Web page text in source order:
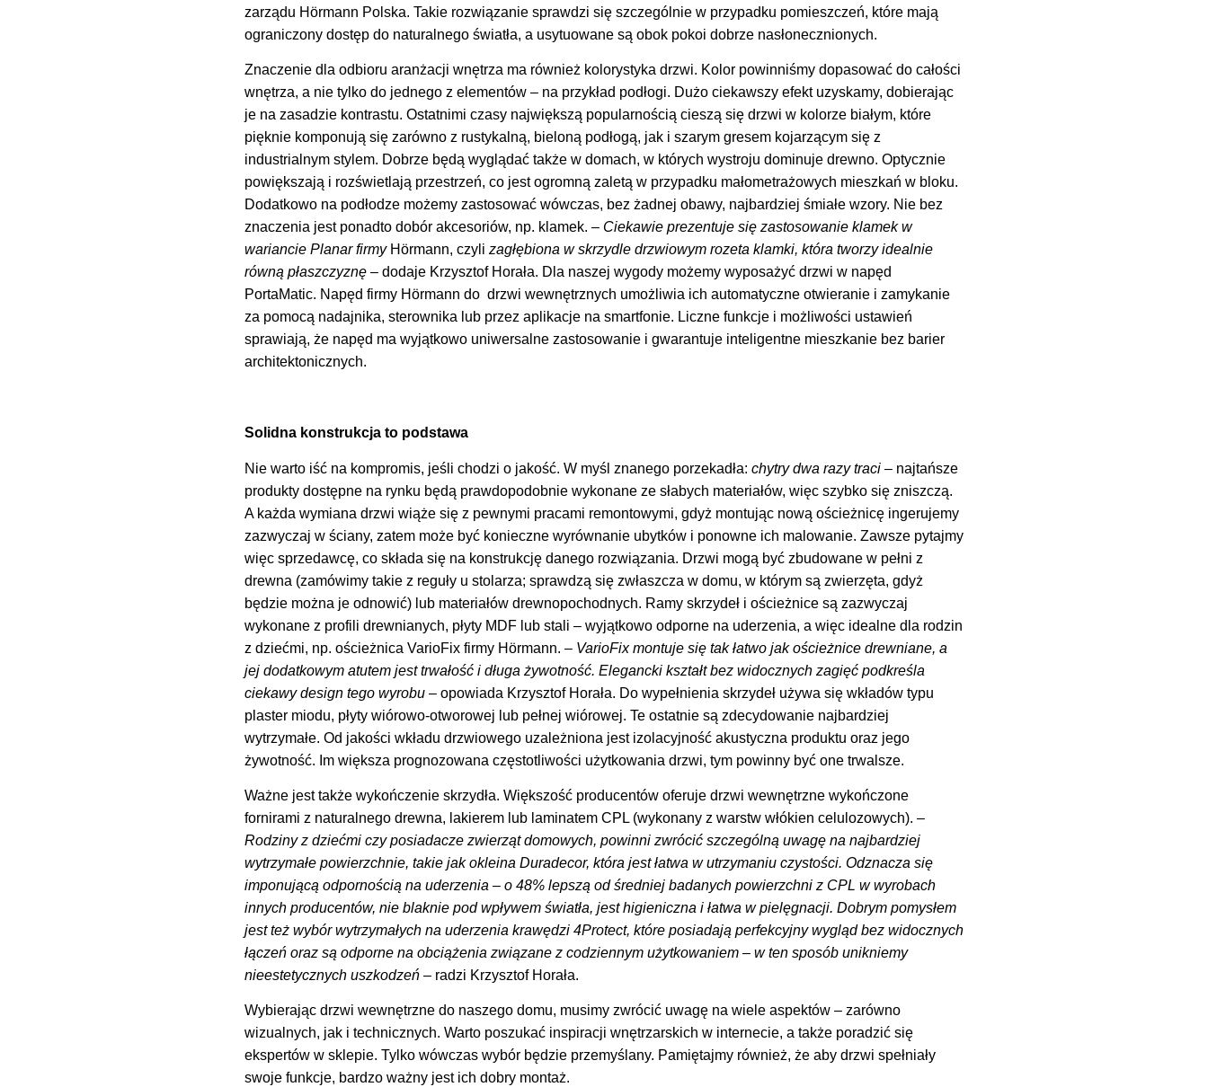
zarządu Hörmann Polska. Takie rozwiązanie sprawdzi się szczególnie w przypadku pomieszczeń, które mają
ograniczony dostęp do naturalnego światła, a usytuowane są obok pokoi dobrze nasłonecznionych.
Znaczenie dla odbioru aranżacji wnętrza ma również kolorystyka drzwi. Kolor powinniśmy dopasować do całości
wnętrza, a nie tylko do jednego z elementów – na przykład podłogi. Dużo ciekawszy efekt uzyskamy, dobierając
je na zasadzie kontrastu. Ostatnimi czasy największą popularnością cieszą się drzwi w kolorze białym, które
pięknie komponują się zarówno z rustykalną, bieloną podłogą, jak i szarym gresem kojarzącym się z
industrialnym stylem. Dobrze będą wyglądać także w domach, w których wystroju dominuje drewno. Optycznie
powiększają i rozświetlają przestrzeń, co jest ogromną zaletą w przypadku małometrażowych mieszkań w bloku.
Dodatkowo na podłodze możemy zastosować wówczas, bez żadnej obawy, najbardziej śmiałe wzory. Nie bez
znaczenia jest ponadto dobór akcesoriów, np. klamek. – Ciekawie prezentuje się zastosowanie klamek w
wariancie Planar firmy Hörmann, czyli zagłębiona w skrzydle drzwiowym rozeta klamki, która tworzy idealnie
równą płaszczyznę – dodaje Krzysztof Horała. Dla naszej wygody możemy wyposażyć drzwi w napęd
PortaMatic. Napęd firmy Hörmann do drzwi wewnętrznych umożliwia ich automatyczne otwieranie i zamykanie
za pomocą nadajnika, sterownika lub przez aplikacje na smartfonie. Liczne funkcje i możliwości ustawień
sprawiają, że napęd ma wyjątkowo uniwersalne zastosowanie i gwarantuje inteligentne mieszkanie bez barier
architektonicznych.
Solidna konstrukcja to podstawa
Nie warto iść na kompromis, jeśli chodzi o jakość. W myśl znanego porzekadła: chytry dwa razy traci – najtańsze
produkty dostępne na rynku będą prawdopodobnie wykonane ze słabych materiałów, więc szybko się zniszczą.
A każda wymiana drzwi wiąże się z pewnymi pracami remontowymi, gdyż montując nową ościeżnicę ingerujemy
zazwyczaj w ściany, zatem może być konieczne wyrównanie ubytków i ponowne ich malowanie. Zawsze pytajmy
więc sprzedawcę, co składa się na konstrukcję danego rozwiązania. Drzwi mogą być zbudowane w pełni z
drewna (zamówimy takie z reguły u stolarza; sprawdzą się zwłaszcza w domu, w którym są zwierzęta, gdyż
będzie można je odnowić) lub materiałów drewnopochodnych. Ramy skrzydeł i ościeżnice są zazwyczaj
wykonane z profili drewnianych, płyty MDF lub stali – wyjątkowo odporne na uderzenia, a więc idealne dla rodzin
z dziećmi, np. ościeżnica VarioFix firmy Hörmann. – VarioFix montuje się tak łatwo jak ościeżnice drewniane, a
jej dodatkowym atutem jest trwałość i długa żywotność. Elegancki kształt bez widocznych zagięć podkreśla
ciekawy design tego wyrobu – opowiada Krzysztof Horała. Do wypełnienia skrzydeł używa się wkładów typu
plaster miodu, płyty wiórowo-otworowej lub pełnej wiórowej. Te ostatnie są zdecydowanie najbardziej
wytrzymałe. Od jakości wkładu drzwiowego uzależniona jest izolacyjność akustyczna produktu oraz jego
żywotność. Im większa prognozowana częstotliwości użytkowania drzwi, tym powinny być one trwalsze.
Ważne jest także wykończenie skrzydła. Większość producentów oferuje drzwi wewnętrzne wykończone
fornirami z naturalnego drewna, lakierem lub laminatem CPL (wykonany z warstw włókien celulozowych). –
Rodziny z dziećmi czy posiadacze zwierząt domowych, powinni zwrócić szczególną uwagę na najbardziej
wytrzymałe powierzchnie, takie jak okleina Duradecor, która jest łatwa w utrzymaniu czystości. Odznacza się
imponującą odpornością na uderzenia – o 48% lepszą od średniej badanych powierzchni z CPL w wyrobach
innych producentów, nie blaknie pod wpływem światła, jest higieniczna i łatwa w pielęgnacji. Dobrym pomysłem
jest też wybór wytrzymałych na uderzenia krawędzi 4Protect, które posiadają perfekcyjny wygląd bez widocznych
łączeń oraz są odporne na obciążenia związane z codziennym użytkowaniem – w ten sposób unikniemy
nieestetycznych uszkodzeń – radzi Krzysztof Horała.
Wybierając drzwi wewnętrzne do naszego domu, musimy zwrócić uwagę na wiele aspektów – zarówno
wizualnych, jak i technicznych. Warto poszukać inspiracji wnętrzarskich w internecie, a także poradzić się
ekspertów w sklepie. Tylko wówczas wybór będzie przemyślany. Pamiętajmy również, że aby drzwi spełniały
swoje funkcje, bardzo ważny jest ich dobry montaż.